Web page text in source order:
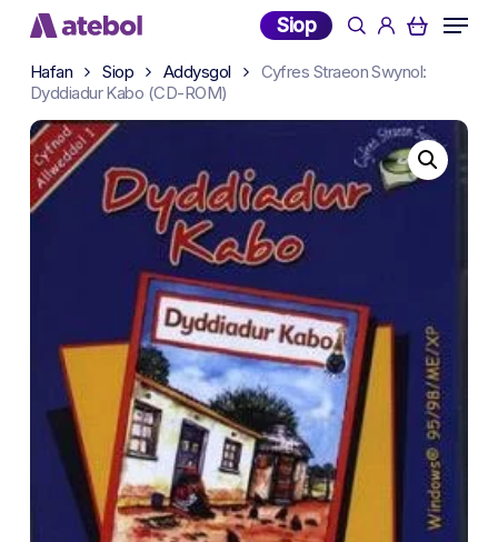
Skip
main
content
Siop searchaccount
Menu
Hafan Siop Addysgol
Cyfres Straeon Swynol:
Dyddiadur Kabo (CD-ROM)